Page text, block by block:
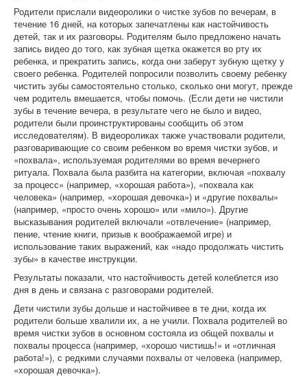
Родители прислали видеоролики о чистке зубов по вечерам, в
течение 16 дней, на которых запечатлены как настойчивость
детей, так и их разговоры. Родителям было предложено начать
запись видео до того, как зубная щетка окажется во рту их
ребенка, и прекратить запись, когда они заберут зубную щетку у
своего ребенка. Родителей попросили позволить своему ребенку
чистить зубы самостоятельно столько, сколько они могут, прежде
чем родитель вмешается, чтобы помочь. (Если дети не чистили
зубы в течение вечера, в результате чего не было и видео,
родители были проинструктированы сообщить об этом
исследователям). В видеороликах также участвовали родители,
разговаривающие со своим ребенком во время чистки зубов, и
«похвала», используемая родителями во время вечернего
ритуала. Похвала была разбита на категории, включая «похвалу
за процесс» (например, «хорошая работа»), «похвала как
человека» (например, «хорошая девочка») и «другие похвалы»
(например, «просто очень хорошо» или «мило»). Другие
высказывания родителей включали «отвлечение» (например,
пение, чтение книги, призыв к воображаемой игре) и
использование таких выражений, как «надо продолжать чистить
зубы» в качестве инструкции.
Результаты показали, что настойчивость детей колеблется изо
дня в день и связана с разговорами родителей.
Дети чистили зубы дольше и настойчивее в те дни, когда их
родители больше хвалили их, а не учили. Похвала родителей во
время чистки зубов в основном состояла из общей похвалы и
похвалы процесса (например, «хорошо чистишь!» и «отличная
работа!»), с редкими случаями похвалы от человека (например,
«хорошая девочка»).